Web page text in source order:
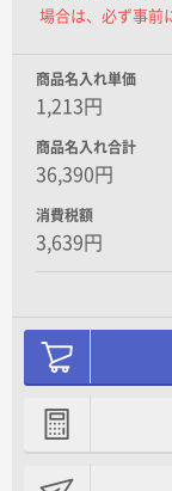
場合は、必ず事前
商品名入れ単価
1,213円
商品名入れ合計
36,390円
消費税額
3,639円